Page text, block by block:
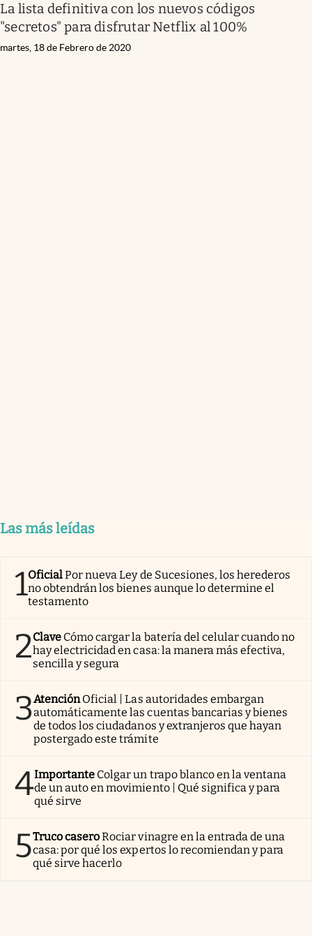
La lista definitiva con los nuevos códigos
"secretos" para disfrutar Netflix al 100%
martes, 18 de Febrero de 2020
Las más leídas
1OficialPor nueva Ley de Sucesiones, los herederos
no obtendrán los bienes aunque lo determine el
testamento
2Clave Cómo cargar la batería del celular cuando no
hay electricidad en casa: la manera más efectiva,
sencilla y segura
3AtenciónOficial | Las autoridades embargan
automáticamente las cuentas bancarias y bienes
de todos los ciudadanos y extranjeros que hayan
postergado este trámite
4Importante Colgar un trapo blanco en la ventana
de un auto en movimiento | Qué significa y para
qué sirve
5Truco caseroRociar vinagre en la entrada de una
casa: por qué los expertos lo recomiendan y para
qué sirve hacerlo